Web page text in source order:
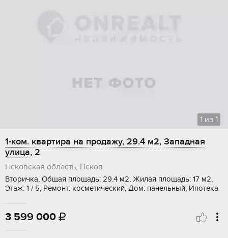
1 из 1
1-ком. квартира на продажу, 29.4 м2, Западная
улица, 2
Псковская область, Псков
Вторичка, Общая площадь: 29.4 м2, Жилая площадь: 17 м2,
Этаж: 1 / 5, Ремонт: косметический, Дом: панельный, Ипотека
3 599 000 